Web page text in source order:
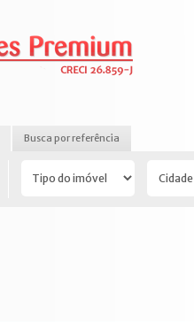
Busca por referência